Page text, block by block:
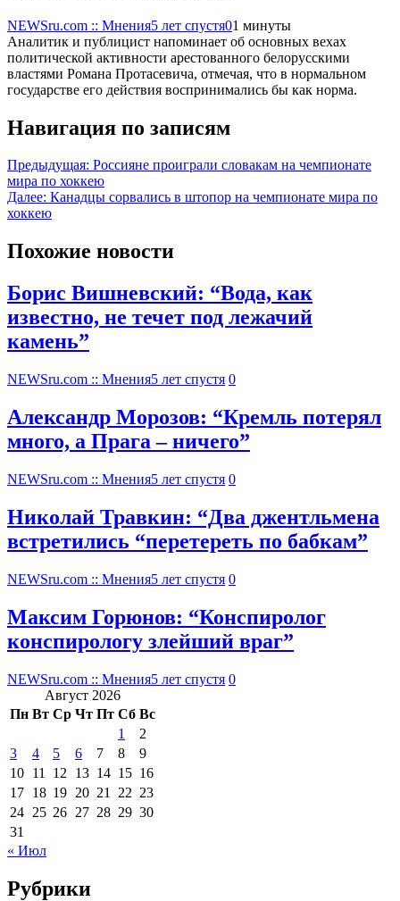
NEWSru.com :: Мнения5 лет спустя01 минуты
Аналитик и публицист напоминает об основных вехах
политической активности арестованного белорусскими
властями Романа Протасевича, отмечая, что в нормальном
государстве его действия воспринимались бы как норма.
Навигация по записям
Предыдущая: Россияне проиграли словакам на чемпионате
мира по хоккею
Далее: Канадцы сорвались в штопор на чемпионате мира по
хоккею
Похожие новости
Борис Вишневский: “Вода, как
известно, не течет под лежачий
камень”
NEWSru.com :: Мнения5 лет спустя 0
Александр Морозов: “Кремль потерял
много, а Прага – ничего”
NEWSru.com :: Мнения5 лет спустя 0
Николай Травкин: “Два джентльмена
встретились “перетереть по бабкам”
NEWSru.com :: Мнения5 лет спустя 0
Максим Горюнов: “Конспиролог
конспирологу злейший враг”
NEWSru.com :: Мнения5 лет спустя 0
Август 2026
Пн Вт Ср Чт Пт Сб Вс
1
2
3
4 5 6 7 8
9
10 11 12 13 14 15 16
17 18 19 20 21 22 23
24 25 26 27 28 29 30
31
« Июл
Рубрики